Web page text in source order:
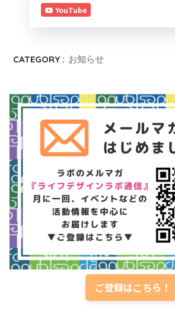
YouTube
CATEGORY : お知らせ
ご登録はこちら！